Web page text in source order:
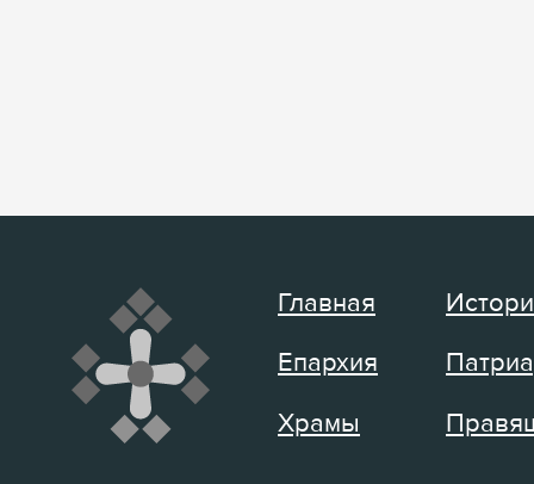
Главная
Епархия
Храмы